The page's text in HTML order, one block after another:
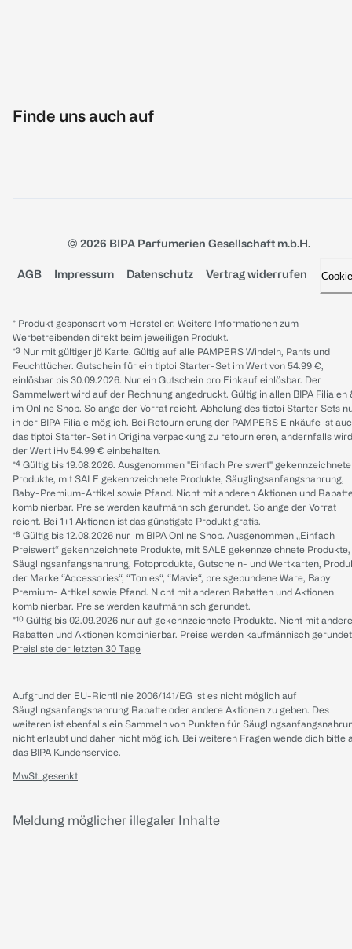
Finde uns auch auf
© 2026 BIPA Parfumerien Gesellschaft m.b.H.
AGB Impressum Datenschutz Vertrag widerrufen
* Produkt gesponsert vom Hersteller. Weitere Informationen zum
Werbetreibenden direkt beim jeweiligen Produkt.
*³ Nur mit gültiger jö Karte. Gültig auf alle PAMPERS Windeln, Pants und
Feuchttücher. Gutschein für ein tiptoi Starter-Set im Wert von 54.99 €,
einlösbar bis 30.09.2026. Nur ein Gutschein pro Einkauf einlösbar. Der
Sammelwert wird auf der Rechnung angedruckt. Gültig in allen BIPA Filialen
im Online Shop. Solange der Vorrat reicht. Abholung des tiptoi Starter Sets
in der BIPA Filiale möglich. Bei Retournierung der PAMPERS Einkäufe ist
das tiptoi Starter-Set in Originalverpackung zu retournieren, andernfalls wird
der Wert iHv 54.99 € einbehalten.
*⁴ Gültig bis 19.08.2026. Ausgenommen "Einfach Preiswert" gekennzeichnete
Produkte, mit SALE gekennzeichnete Produkte, Säuglingsanfangsnahrung,
Baby-Premium-Artikel sowie Pfand. Nicht mit anderen Aktionen und
kombinierbar. Preise werden kaufmännisch gerundet. Solange der Vorrat
reicht. Bei 1+1 Aktionen ist das günstigste Produkt gratis.
*⁸ Gültig bis 12.08.2026 nur im BIPA Online Shop. Ausgenommen „Einfach
Preiswert“ gekennzeichnete Produkte, mit SALE gekennzeichnete Produkte,
Säuglingsanfangsnahrung, Fotoprodukte, Gutschein- und Wertkarten,
der Marke “Accessories“, “Tonies“, “Mavie“, preisgebundene Ware, Baby
Premium- Artikel sowie Pfand. Nicht mit anderen Rabatten und Aktionen
kombinierbar. Preise werden kaufmännisch gerundet.
*¹⁰ Gültig bis 02.09.2026 nur auf gekennzeichnete Produkte. Nicht mit
Rabatten und Aktionen kombinierbar. Preise werden kaufmännisch
Preisliste der letzten 30 Tage
Aufgrund der EU-Richtlinie 2006/141/EG ist es nicht möglich auf
Säuglingsanfangsnahrung Rabatte oder andere Aktionen zu geben. Des
weiteren ist ebenfalls ein Sammeln von Punkten für
nicht erlaubt und daher nicht möglich. Bei weiteren Fragen wende dich bitte
das BIPA Kundenservice.
MwSt. gesenkt
Meldung möglicher illegaler Inhalte